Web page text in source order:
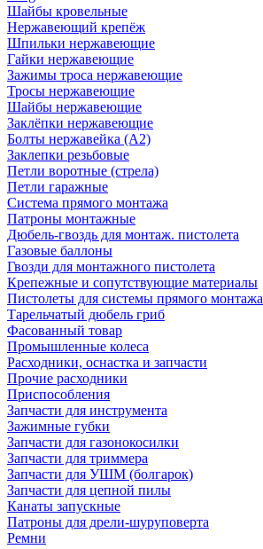
Шайбы кровельные
Нержавеющий крепёж
Шпильки нержавеющие
Гайки нержавеющие
Зажимы троса нержавеющие
Тросы нержавеющие
Шайбы нержавеющие
Заклёпки нержавеющие
Болты нержавейка (А2)
Заклепки резьбовые
Петли воротные (стрела)
Петли гаражные
Система прямого монтажа
Патроны монтажные
Дюбель-гвоздь для монтаж. пистолета
Газовые баллоны
Гвозди для монтажного пистолета
Крепежные и сопутствующие материалы
Пистолеты для системы прямого монтажа
Тарельчатый дюбель гриб
Фасованный товар
Промышленные колеса
Расходники, оснастка и запчасти
Прочие расходники
Приспособления
Запчасти для инструмента
Зажимные губки
Запчасти для газонокосилки
Запчасти для триммера
Запчасти для УШМ (болгарок)
Запчасти для цепной пилы
Канаты запускные
Патроны для дрели-шуруповерта
Ремни